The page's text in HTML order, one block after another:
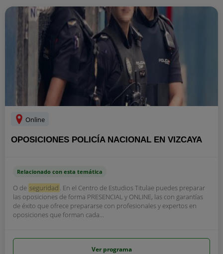
Online
OPOSICIONES POLICÍA NACIONAL EN VIZCAYA
Relacionado con esta temática
O de seguridad . En el Centro de Estudios Titulae puedes preparar
las oposiciones de forma PRESENCIAL y ONLINE, las con garantías
de éxito que ofrece prepararse con profesionales y expertos en
oposiciones que forman cada...
Ver programa